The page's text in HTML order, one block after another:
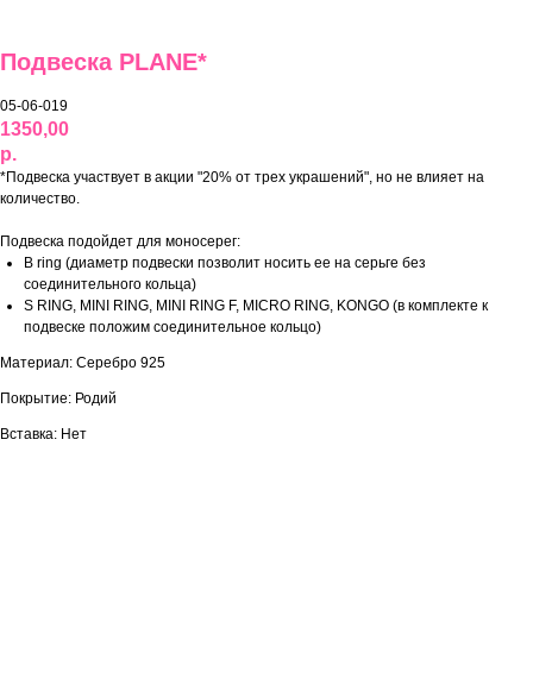
Подвеска PLANE*
05-06-019
1350,00
р.
*Подвеска участвует в акции "20% от трех украшений", но не влияет на
количество.
Подвеска подойдет для моносерег:
B ring (диаметр подвески позволит носить ее на серьге без
соединительного кольца)
S RING, MINI RING, MINI RING F, MICRO RING, KONGO (в комплекте к
подвеске положим соединительное кольцо)
Материал: Серебро 925
Покрытие: Родий
Вставка: Нет